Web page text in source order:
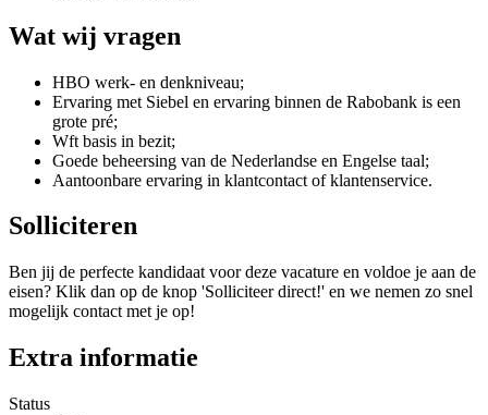
Wat wij vragen
HBO werk- en denkniveau;
Ervaring met Siebel en ervaring binnen de Rabobank is een
grote pré;
Wft basis in bezit;
Goede beheersing van de Nederlandse en Engelse taal;
Aantoonbare ervaring in klantcontact of klantenservice.
Solliciteren
Ben jij de perfecte kandidaat voor deze vacature en voldoe je aan de
eisen? Klik dan op de knop 'Solliciteer direct!' en we nemen zo snel
mogelijk contact met je op!
Extra informatie
Status